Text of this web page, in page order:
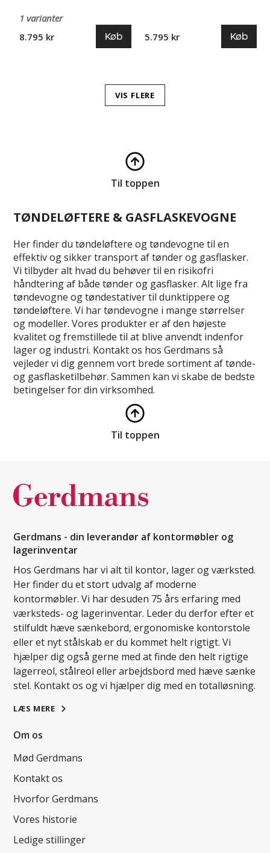
1 varianter
8.795 kr
Køb 5.795 kr Køb
VIS FLERE
Til toppen
TØNDELØFTERE & GASFLASKEVOGNE
Her finder du tøndeløftere og tøndevogne til en
effektiv og sikker transport af tønder og gasflasker.
Vi tilbyder alt hvad du behøver til en risikofri
håndtering af både tønder og gasflasker. Alt lige fra
tøndevogne og tøndestativer til dunktippere og
tøndeløftere. Vi har tøndevogne i mange størrelser
og modeller. Vores produkter er af den højeste
kvalitet og fremstillede til at blive anvendt indenfor
lager og industri. Kontakt os hos Gerdmans så
vejleder vi dig gennem vort brede sortiment af tønde-
og gasflasketilbehør. Sammen kan vi skabe de bedste
betingelser for din virksomhed.
Til toppen
Gerdmans - din leverandør af kontormøbler og
lagerinventar
Hos Gerdmans har vi alt til kontor, lager og værksted.
Her finder du et stort udvalg af moderne
kontormøbler. Vi har desuden 75 års erfaring med
værksteds- og lagerinventar. Leder du derfor efter et
stilfuldt hæve sænkebord, ergonomiske kontorstole
eller et nyt stålskab er du kommet helt rigtigt. Vi
hjælper dig også gerne med at finde den helt rigtige
lagerreol, stålreol eller arbejdsbord med hæve sænke
stel. Kontakt os og vi hjælper dig med en totalløsning.
LÆS MERE
Om os
Mød Gerdmans
Kontakt os
Hvorfor Gerdmans
Vores historie
Ledige stillinger